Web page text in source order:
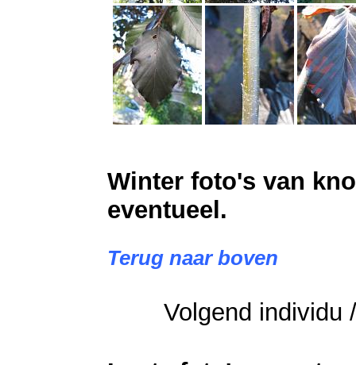
Winter foto's van
eventueel.
Terug naar boven
Volgend individu